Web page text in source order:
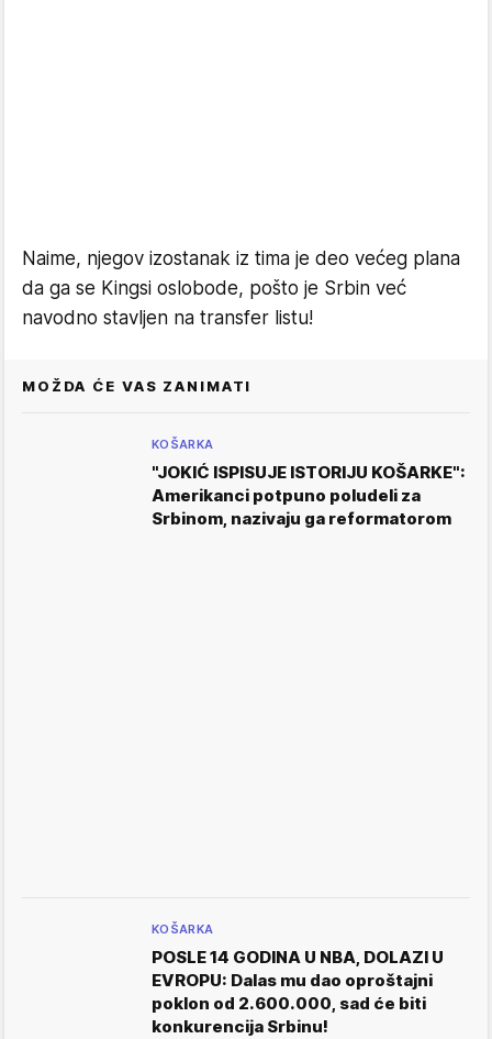
Naime, njegov izostanak iz tima je deo većeg plana
da ga se Kingsi oslobode, pošto je Srbin već
navodno stavljen na transfer listu!
MOŽDA ĆE VAS ZANIMATI
KOŠARKA
"JOKIĆ ISPISUJE ISTORIJU KOŠARKE":
Amerikanci potpuno poludeli za
Srbinom, nazivaju ga reformatorom
KOŠARKA
POSLE 14 GODINA U NBA, DOLAZI U
EVROPU: Dalas mu dao oproštajni
poklon od 2.600.000, sad će biti
konkurencija Srbinu!